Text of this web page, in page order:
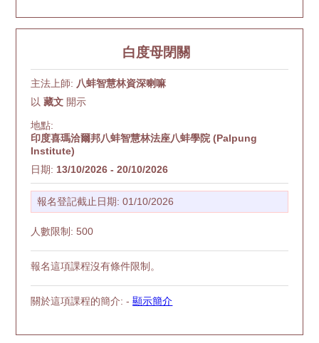
白度母閉關
主法上師: 八蚌智慧林資深喇嘛
以藏文 開示
地點:
印度喜瑪洽爾邦八蚌智慧林法座八蚌學院 (Palpung
Institute)
日期: 13/10/2026 - 20/10/2026
報名登記截止日期: 01/10/2026
人數限制: 500
報名這項課程沒有條件限制。
關於這項課程的簡介: -顯示簡介